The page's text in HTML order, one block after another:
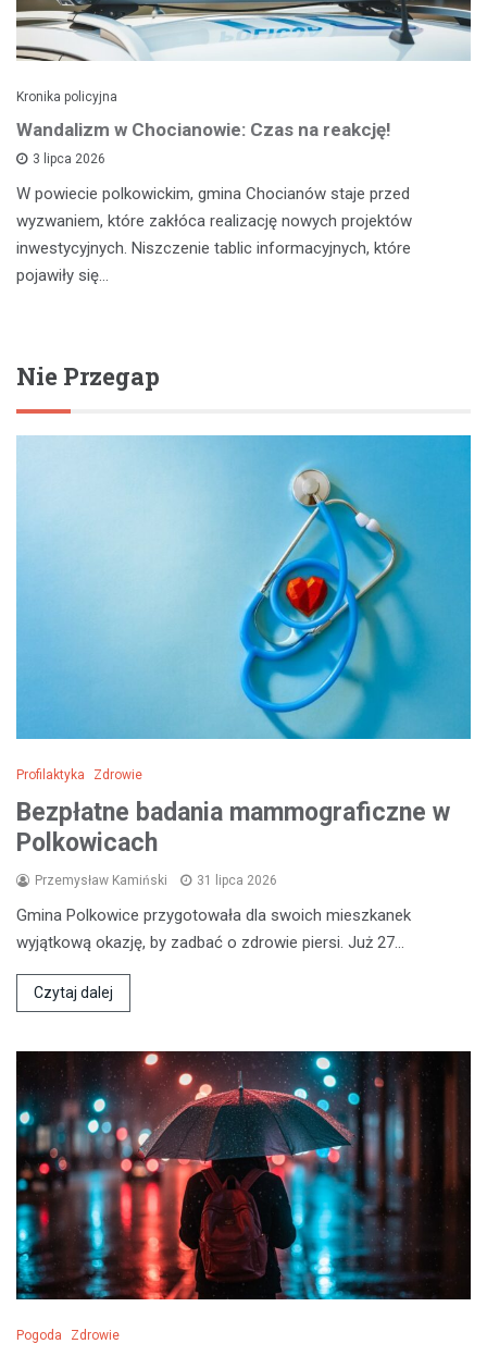
Kronika policyjna
Wandalizm w Chocianowie: Czas na reakcję!
3 lipca 2026
W powiecie polkowickim, gmina Chocianów staje przed
wyzwaniem, które zakłóca realizację nowych projektów
inwestycyjnych. Niszczenie tablic informacyjnych, które
pojawiły się…
Nie Przegap
Profilaktyka Zdrowie
Bezpłatne badania mammograficzne w
Polkowicach
Przemysław Kamiński 31 lipca 2026
Gmina Polkowice przygotowała dla swoich mieszkanek
wyjątkową okazję, by zadbać o zdrowie piersi. Już 27…
Czytaj dalej
Pogoda Zdrowie